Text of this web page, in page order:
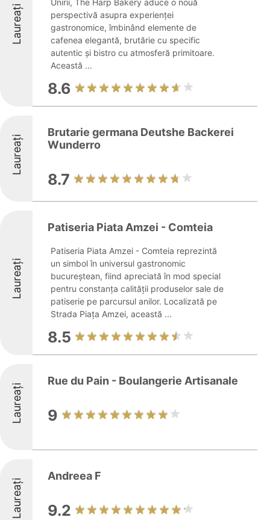
Laureați
Unirii, The Harp Bakery aduce o nouă
perspectivă asupra experienței
gastronomice, îmbinând elemente de
cafenea elegantă, brutărie cu specific
autentic și bistro cu atmosferă primitoare.
Această ...
8.6
Laureați
Brutarie germana Deutshe Backerei
Wunderro
8.7
Laureați
Patiseria Piata Amzei - Comteia
Patiseria Piata Amzei - Comteia reprezintă
un simbol în universul gastronomic
bucureștean, fiind apreciată în mod special
pentru constanța calității produselor sale de
patiserie pe parcursul anilor. Localizată pe
Strada Piața Amzei, această ...
8.5
Laureați
Rue du Pain - Boulangerie Artisanale
9
Laureați
Andreea F
9.2